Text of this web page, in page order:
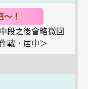
！
段之後會略微回
戰．居中＞